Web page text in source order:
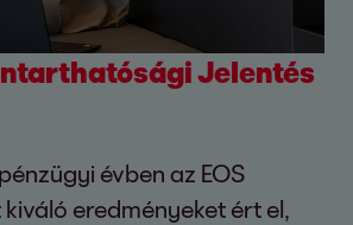
Jelentés
évben az EOS
eredményeket ért el,